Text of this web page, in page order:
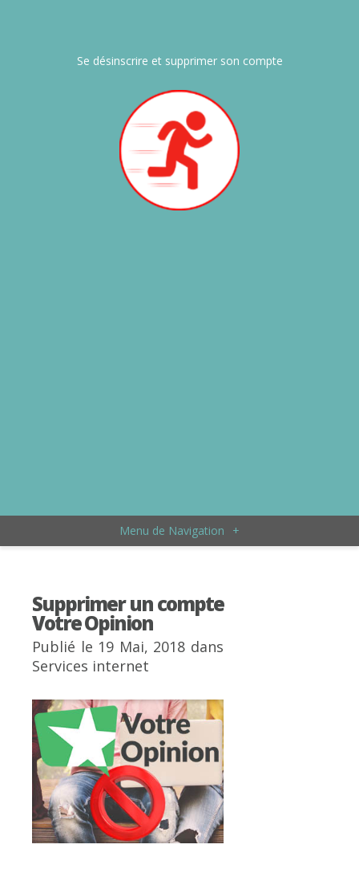
Se désinscrire et supprimer son compte
Menu de Navigation +
Supprimer un compte
Votre Opinion
Publié le 19 Mai, 2018 dans
Services internet